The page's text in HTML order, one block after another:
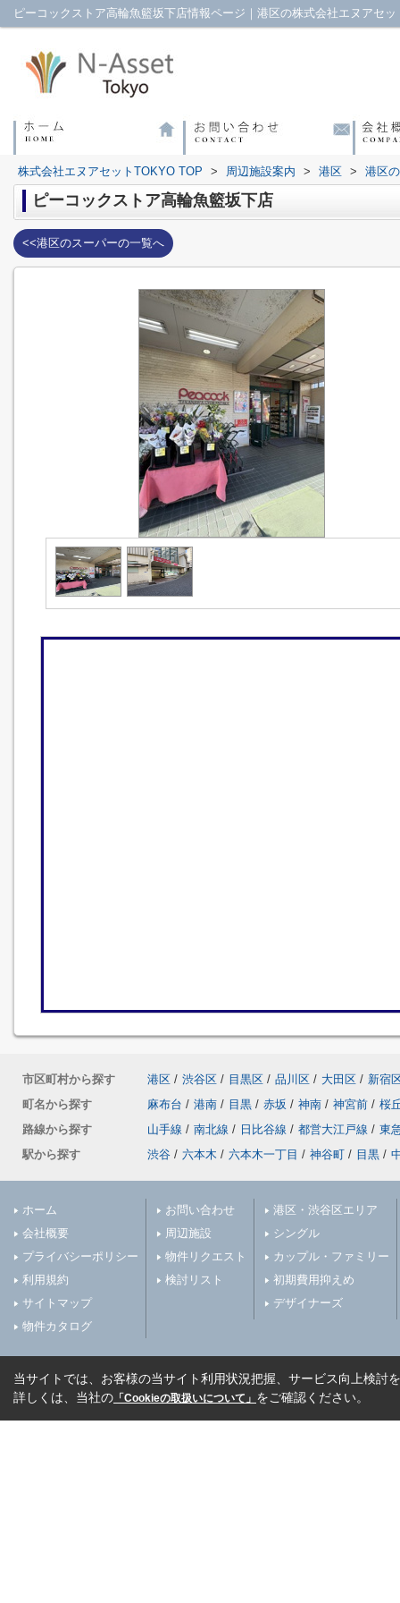
ピーコックストア高輪魚籃坂下店情報ページ｜港区の株式会社エヌアセ
株式会社エヌアセットTOKYO TOP > 周辺施設案内 > 港区 > 港区
ピーコックストア高輪魚籃坂下店
<<港区のスーパーの一覧へ
市区町村から探す 港区 / 渋谷区 / 目黒区 / 品川区 / 大田区 / 新宿
町名から探す
麻布台 / 港南 / 目黒 / 赤坂 / 神南 / 神宮前 / 桜
路線から探す
山手線 / 南北線 / 日比谷線 / 都営大江戸線 / 東
駅から探す
渋谷 / 六本木 / 六本木一丁目 / 神谷町 / 目黒 /
ホーム
会社概要
プライバシーポリシー
利用規約
サイトマップ
物件カタログ
お問い合わせ
周辺施設
物件リクエスト
検討リスト
港区・渋谷区エリア
シングル
カップル・ファミリー
初期費用抑えめ
デザイナーズ
当サイトでは、お客様の当サイト利用状況把握、サービス向上検討
詳しくは、当社の 「Cookieの取扱いについて」 をご確認ください。